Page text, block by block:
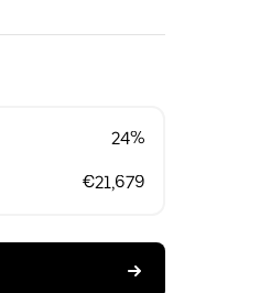
24%
€21,679